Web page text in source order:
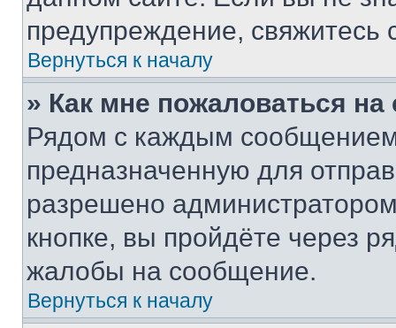
предупреждение,
Вернуться к началу
» Как мне пожаловаться
Рядом с каждым сообщением
предназначенную для
разрешено
кнопке, вы пройдёте через
жалобы на сообщение.
Вернуться к началу